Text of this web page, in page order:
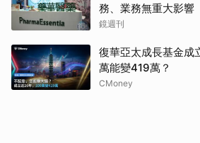
務、業務無重大影響
鏡週刊
復華亞太成長基金成
萬能變419萬？
CMoney